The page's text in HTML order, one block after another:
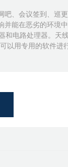
吧、会议签到、巡
能在恶劣的环境中
和电路处理器。
以用专用的软件